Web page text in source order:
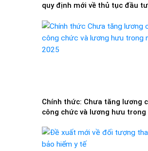
quy định mới về thủ tục đầu
Chính thức: Chưa tăng lương
công chức và lương hưu trong